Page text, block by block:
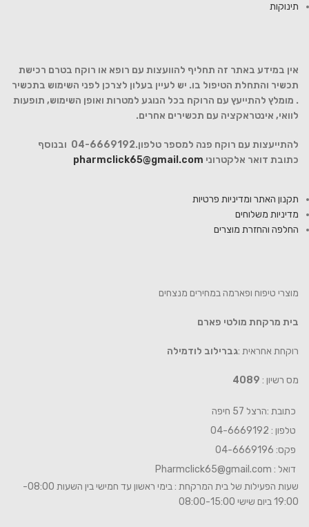
תינוקות
אין במידע באתר זה תחליף להוועצות עם רופא או רוקח בטרם רכישת
תכשיר והתחלת הטיפול בו. יש לעיין בעלון לצרכן לפני השימוש בתכשיר
. מומלץ להתייעץ עם הרוקח בכל הנוגע למטרות ואופן השימוש, תופעות
לוואי, אינטראקציה עם תכשירים אחרים.
להתייעצות עם רוקח פנה למספר טלפון.04-6669192 ובנוסף
כתובת דואר אלקטרוני pharmclick65@gmail.com
תקנון האתר ומדיניות פרטיות
מדיניות משלוחים
החלפה והחזרת מוצרים
מוצרי טיפוח ופארמה במחירים מנצחים
בית מרקחת מולטי פארם
רוקחת אחראית :גברילוב לודמילה
מס רשיון : 4089
כתובת :הרצל 57 חיפה
טלפון : 04-6669192
פקס: 04-6669196
דואל : Pharmclick65@gmail.com
שעות הפעילות של בית המרקחת : בימי ראשון עד חמישי בין השעות 08:00-
19:00 ביום שישי 08:00-15:00